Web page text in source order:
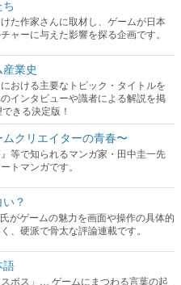
業史
おける主要なトピック・タイトルを
インタビューや識者による解説を掲
クリエイターの青春〜
等で知られるマンガ家・田中圭一先
トマンガです。
？
がゲームの魅力を画面や操作の具体的
、硬派で骨太な評論連載です。
語
ボス」… ゲームにまつわる言葉の起
ューター文化史研究家・タイニーP氏